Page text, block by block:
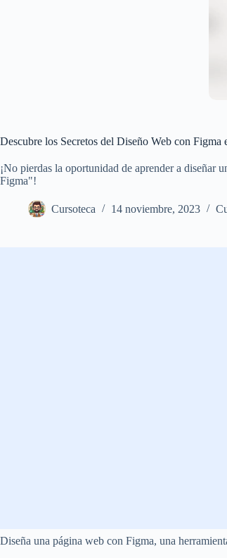
Descubre los Secretos del Diseño Web con
¡No pierdas la oportunidad de aprender a diseñar
Figma"!
Cursoteca 14 noviembre, 2023
Diseña una página web con Figma, una